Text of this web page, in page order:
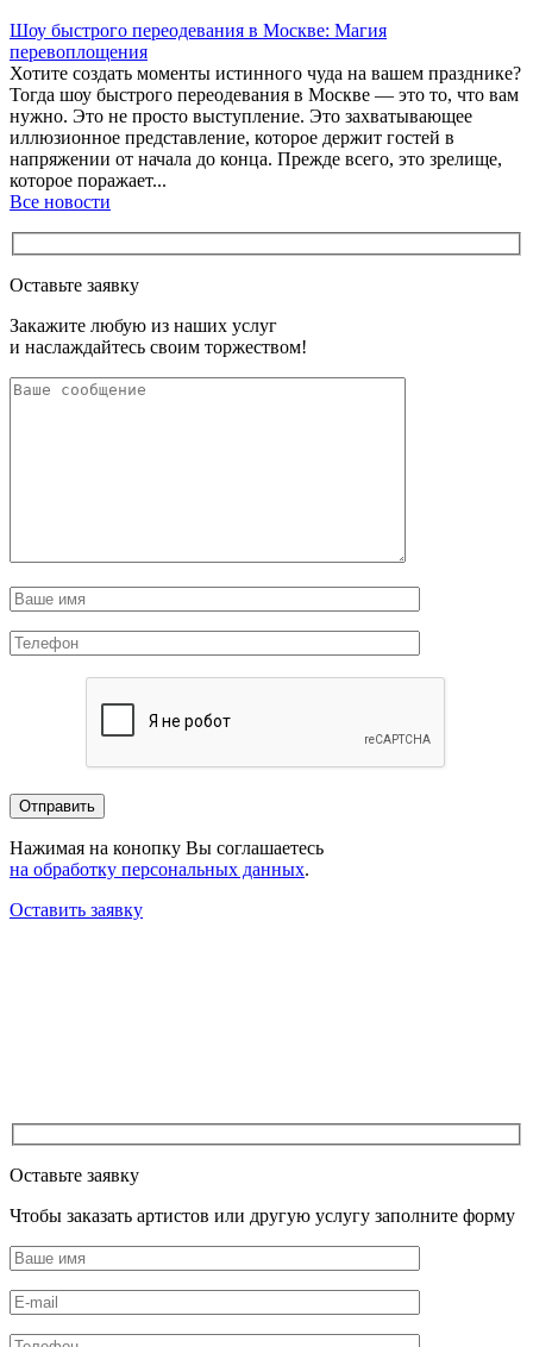
Шоу быстрого переодевания в Москве: Магия
перевоплощения
Хотите создать моменты истинного чуда на вашем празднике?
Тогда шоу быстрого переодевания в Москве — это то, что вам
нужно. Это не просто выступление. Это захватывающее
иллюзионное представление, которое держит гостей в
напряжении от начала до конца. Прежде всего, это зрелище,
которое поражает...
Все новости
Оставьте заявку
Закажите любую из наших услуг
и наслаждайтесь своим торжеством!
Нажимая на конопку Вы соглашаетесь
на обработку персональных данных.
Оставить заявку
Оставьте заявку
Чтобы заказать артистов или другую услугу заполните форму